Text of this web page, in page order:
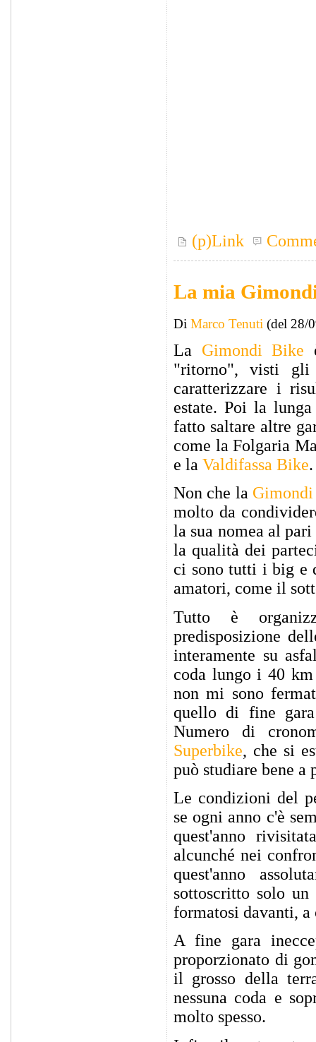
(p)Link
La mia
Di Marco Tenuti (del 28/
La Gimondi Bike
"ritorno", visti gli
caratterizzare i
estate. Poi la
fatto saltare altre
come la Folgaria
e la Valdifassa Bike.
Non che la
molto da
la sua nomea al
la qualità dei
ci sono tutti i big e
amatori, come il
Tutto è
predisposizione
interamente su
coda lungo i 40
non mi sono
quello di fine gara
Numero di
Superbike, che si
può studiare bene
Le condizioni del
se ogni anno c'è
quest'anno
alcunché nei
quest'anno
sottoscritto solo
formatosi davanti, a
A fine gara
proporzionato di
il grosso della
nessuna coda e
molto spesso.